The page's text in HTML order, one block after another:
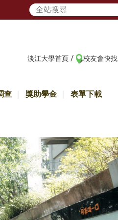
淡江大學首頁 / 校友會快找
查 獎助學金 表單下載